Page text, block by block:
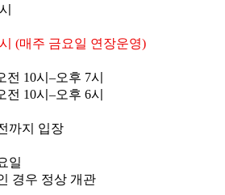
(매주 금요일 연장운영)
전 10시–오후 7시
전 10시–오후 6시
까지 입장
일
경우 정상 개관